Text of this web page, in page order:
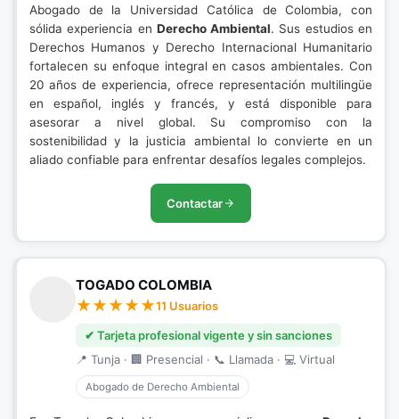
Abogado de la Universidad Católica de Colombia, con
sólida experiencia en Derecho Ambiental. Sus estudios en
Derechos Humanos y Derecho Internacional Humanitario
fortalecen su enfoque integral en casos ambientales. Con
20 años de experiencia, ofrece representación multilingüe
en español, inglés y francés, y está disponible para
asesorar a nivel global. Su compromiso con la
sostenibilidad y la justicia ambiental lo convierte en un
aliado confiable para enfrentar desafíos legales complejos.
Contactar
TOGADO COLOMBIA
11 Usuarios
✔ Tarjeta profesional vigente y sin sanciones
📍 Tunja · 🏢 Presencial · 📞 Llamada · 💻 Virtual
Abogado de Derecho Ambiental